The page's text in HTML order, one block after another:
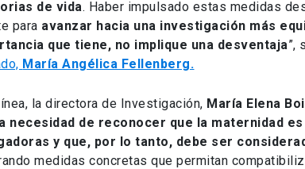
de vida. Haber impulsado estas medidas
para avanzar hacia una investigación más
que tiene, no implique una desventaja”,
María Angélica Fellenberg.
la directora de Investigación, María Elena
necesidad de reconocer que la maternidad
y que, por lo tanto, debe ser
medidas concretas que permitan